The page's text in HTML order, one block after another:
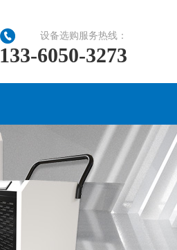
设备选购服务热线：
133-6050-3273